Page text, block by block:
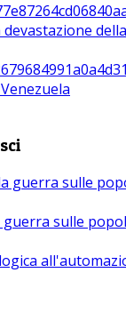
guerra sulle
sulle
logica